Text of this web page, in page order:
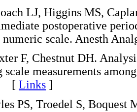
LJ, Higgins MS,
postoperative
numeric scale. Anesth
F, Chestnut DH.
scale measurements
[ Links ]
PS, Troedel S, Boquest